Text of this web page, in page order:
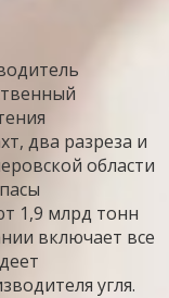
два разреза и
области
1,9 млрд тонн
включает все
угля.